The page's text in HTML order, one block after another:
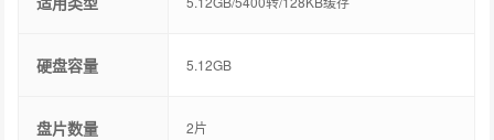
硬盘容量 5.12GB
盘片数量 2片